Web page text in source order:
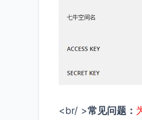
<br/ >常见问题：